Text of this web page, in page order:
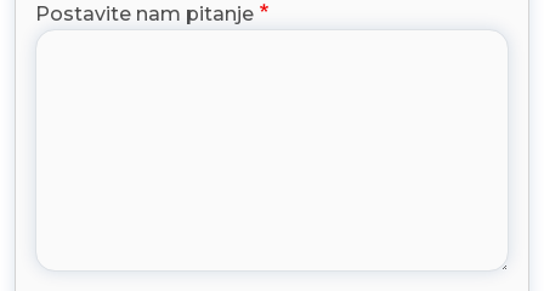
Postavite nam pitanje